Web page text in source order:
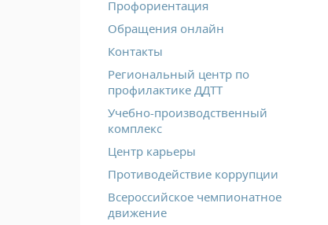
Профориентация
Обращения онлайн
Контакты
Региональный центр по
профилактике ДДТТ
Учебно-производственный
комплекс
Центр карьеры
Противодействие коррупции
Всероссийское чемпионатное
движение